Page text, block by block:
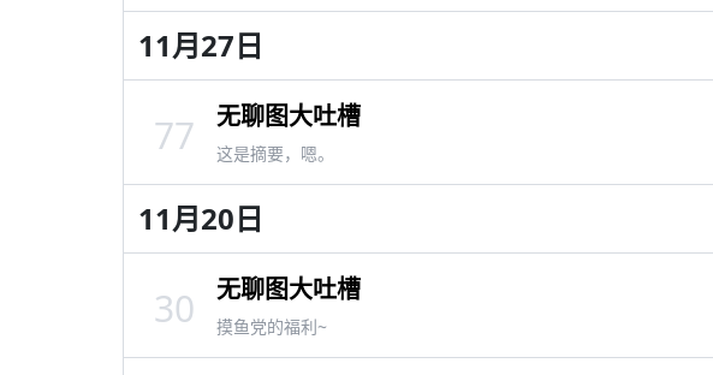
11月27日
无聊图大吐槽
这是摘要，嗯。
77
11月20日
无聊图大吐槽
摸鱼党的福利~
30